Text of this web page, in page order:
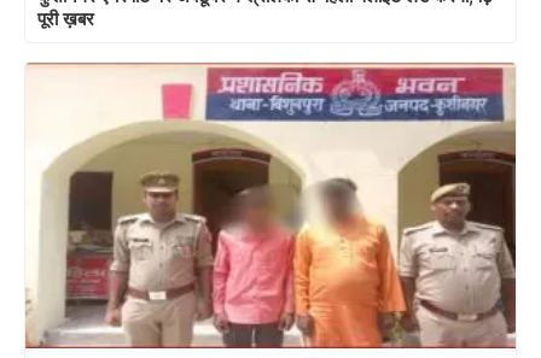
पूरी ख़बर